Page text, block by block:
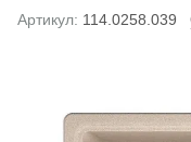
Артикул: 114.0258.039